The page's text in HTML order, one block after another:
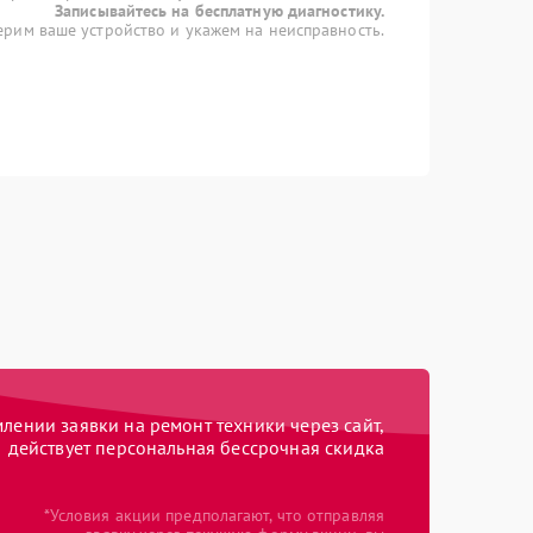
Записывайтесь на бесплатную диагностику.
ваше устройство и укажем на неисправность.
заявки на ремонт техники через сайт,
действует персональная бессрочная скидка
*Условия акции предполагают, что отправляя